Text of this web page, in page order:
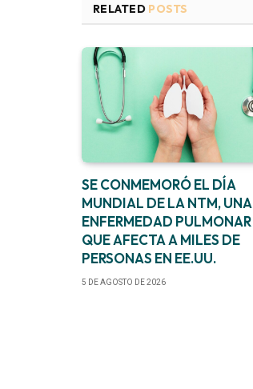
RELATED POSTS
SE CONMEMORÓ EL DÍA
MUNDIAL DE LA NTM, UNA
ENFERMEDAD PULMONAR
QUE AFECTA A MILES DE
PERSONAS EN EE.UU.
5 DE AGOSTO DE 2026